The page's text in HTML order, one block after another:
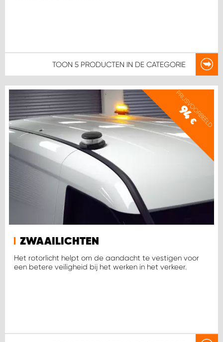
TOON 5 PRODUCTEN IN DE CATEGORIE
PRIJSVOORBEELD
94
€
ZWAAILICHTEN
Het rotorlicht helpt om de aandacht te vestigen voor
een betere veiligheid bij het werken in het verkeer.